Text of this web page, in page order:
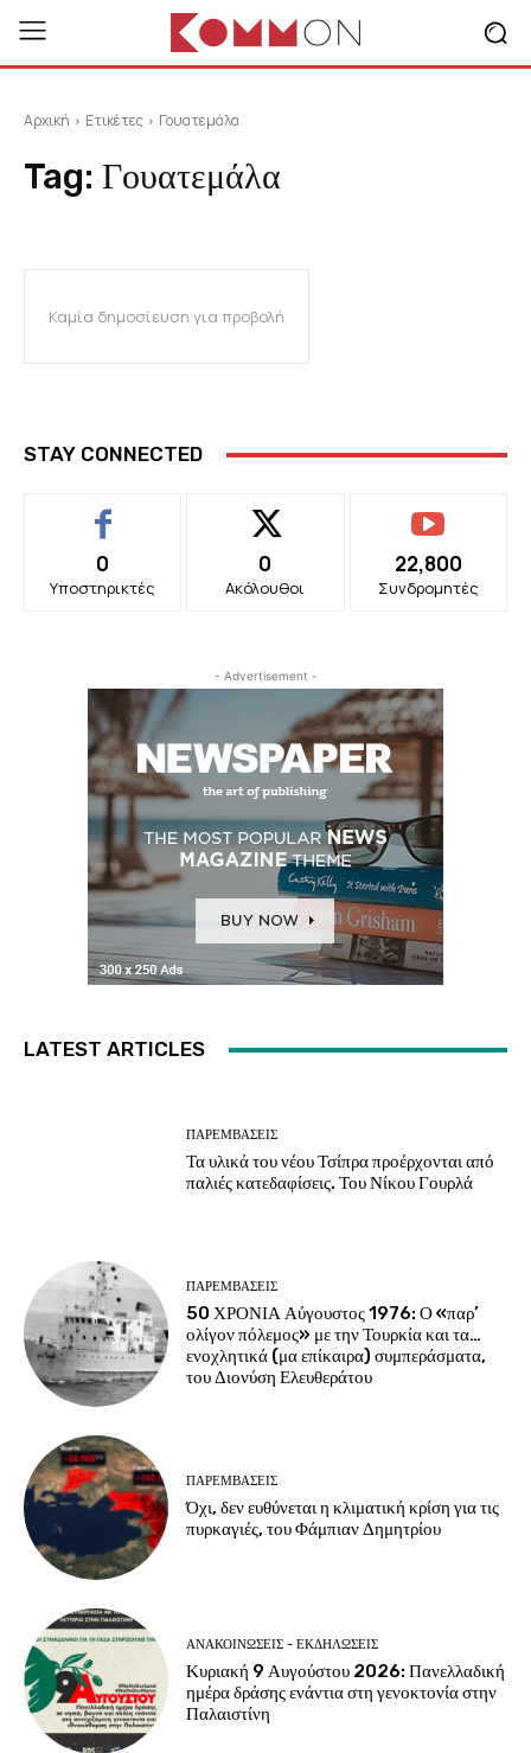
Αρχική Ετικέτες Γουατεμάλα
Tag: Γουατεμάλα
Καμία δημοσίευση για προβολή
STAY CONNECTED
0
Υποστηρικτές
0
Ακόλουθοι
22,800
Συνδρομητές
- Advertisement -
LATEST ARTICLES
ΠΑΡΕΜΒΑΣΕΙΣ
Τα υλικά του νέου Τσίπρα προέρχονται από
παλιές κατεδαφίσεις. Του Νίκου Γουρλά
ΠΑΡΕΜΒΑΣΕΙΣ
50 ΧΡΟΝΙΑ Αύγουστος 1976: Ο «παρ’
ολίγον πόλεμος» με την Τουρκία και τα…
ενοχλητικά (μα επίκαιρα) συμπεράσματα,
του Διονύση Ελευθεράτου
ΠΑΡΕΜΒΑΣΕΙΣ
Όχι, δεν ευθύνεται η κλιματική κρίση για τις
πυρκαγιές, του Φάμπιαν Δημητρίου
ΑΝΑΚΟΙΝΩΣΕΙΣ - ΕΚΔΗΛΩΣΕΙΣ
Κυριακή 9 Αυγούστου 2026: Πανελλαδική
ημέρα δράσης ενάντια στη γενοκτονία στην
Παλαιστίνη